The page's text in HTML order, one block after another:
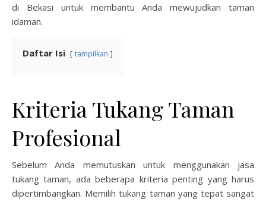
di Bekasi untuk membantu Anda mewujudkan taman
idaman.
Daftar Isi tampilkan
Kriteria Tukang Taman
Profesional
Sebelum Anda memutuskan untuk menggunakan jasa
tukang taman, ada beberapa kriteria penting yang harus
dipertimbangkan. Memilih tukang taman yang tepat sangat